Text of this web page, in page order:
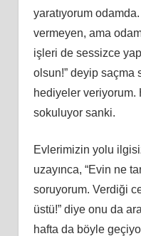
yaratıyorum
vermeyen, ama
işleri de sessizce
olsun!” deyip saçma
hediyeler veriyorum.
sokuluyor sanki.
Evlerimizin yolu
uzayınca, “Evin ne
soruyorum. Verdiği
üstü!” diye onu da
hafta da böyle